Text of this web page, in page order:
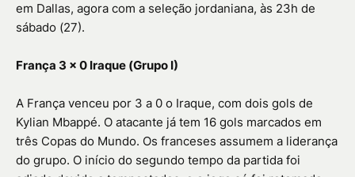
em Dallas, agora com a seleção jordaniana, às 23h de
sábado (27).
França 3 x 0 Iraque (Grupo I)
A França venceu por 3 a 0 o Iraque, com dois gols de
Kylian Mbappé. O atacante já tem 16 gols marcados em
três Copas do Mundo. Os franceses assumem a liderança
do grupo. O início do segundo tempo da partida foi